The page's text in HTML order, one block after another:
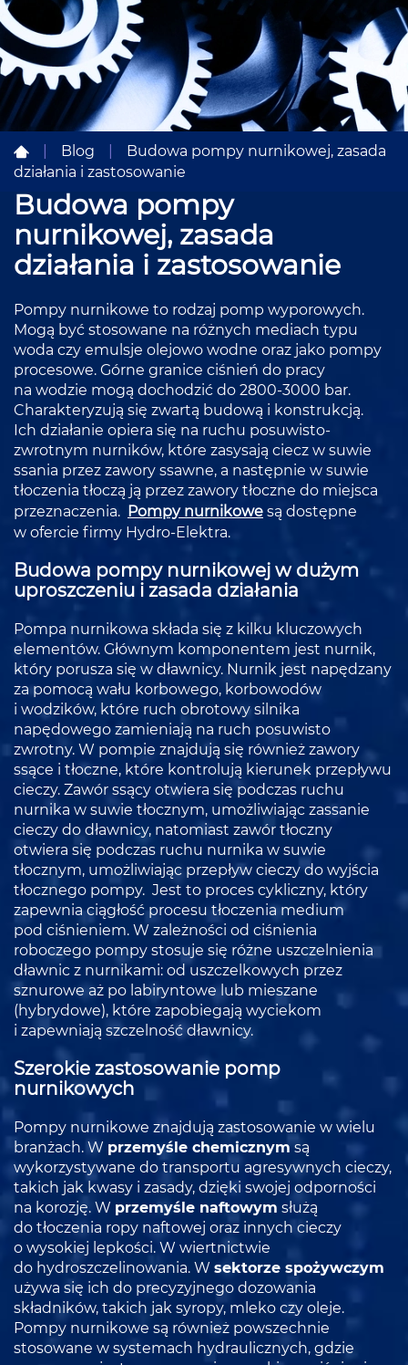
Blog
Budowa pompy nurnikowej, zasada
działania i zastosowanie
Budowa pompy
nurnikowej, zasada
działania i zastosowanie
Pompy nurnikowe to rodzaj pomp wyporowych.
Mogą być stosowane na różnych mediach typu
woda czy emulsje olejowo wodne oraz jako pompy
procesowe. Górne granice ciśnień do pracy
na wodzie mogą dochodzić do 2800-3000 bar.
Charakteryzują się zwartą budową i konstrukcją.
Ich działanie opiera się na ruchu posuwisto-
zwrotnym nurników, które zasysają ciecz w suwie
ssania przez zawory ssawne, a następnie w suwie
tłoczenia tłoczą ją przez zawory tłoczne do miejsca
przeznaczenia.
Pompy nurnikowe są dostępne
w ofercie firmy Hydro-Elektra.
Budowa pompy nurnikowej w dużym
uproszczeniu i zasada działania
Pompa nurnikowa składa się z kilku kluczowych
elementów. Głównym komponentem jest nurnik,
który porusza się w dławnicy. Nurnik jest napędzany
za pomocą wału korbowego, korbowodów
i wodzików, które ruch obrotowy silnika
napędowego zamieniają na ruch posuwisto
zwrotny. W pompie znajdują się również zawory
ssące i tłoczne, które kontrolują kierunek przepływu
cieczy. Zawór ssący otwiera się podczas ruchu
nurnika w suwie tłocznym, umożliwiając zassanie
cieczy do dławnicy, natomiast zawór tłoczny
otwiera się podczas ruchu nurnika w suwie
tłocznym, umożliwiając przepływ cieczy do wyjścia
tłocznego pompy. Jest to proces cykliczny, który
zapewnia ciągłość procesu tłoczenia medium
pod ciśnieniem. W zależności od ciśnienia
roboczego pompy stosuje się różne uszczelnienia
dławnic z nurnikami: od uszczelkowych przez
sznurowe aż po labiryntowe lub mieszane
(hybrydowe), które zapobiegają wyciekom
i zapewniają szczelność dławnicy.
Szerokie zastosowanie pomp
nurnikowych
Pompy nurnikowe znajdują zastosowanie w wielu
branżach. W przemyśle chemicznym są
wykorzystywane do transportu agresywnych cieczy,
takich jak kwasy i zasady, dzięki swojej odporności
na korozję. W przemyśle naftowym służą
do tłoczenia ropy naftowej oraz innych cieczy
o wysokiej lepkości. W wiertnictwie
do hydroszczelinowania. W sektorze spożywczym
używa się ich do precyzyjnego dozowania
składników, takich jak syropy, mleko czy oleje.
Pompy nurnikowe są również powszechnie
stosowane w systemach hydraulicznych, gdzie